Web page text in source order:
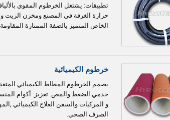
تطبيقات: يشتغل الخرطوم المقوي
حرارة الغرفة في المصنع ومخزن الزيت
الخاص المتميز بالصفة الممتازة
خرطوم الكيميائية
خدمي الضغط والمص. تعزيز: أكوام
و المركبات والسفن العلاج الكيميائي
الصرف الصحي.